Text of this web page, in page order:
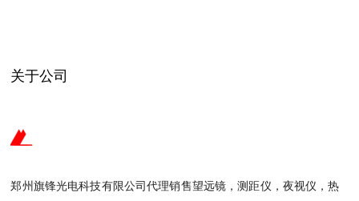
关于公司
郑州旗锋光电科技有限公司代理销售望远镜，测距仪，夜视仪，热